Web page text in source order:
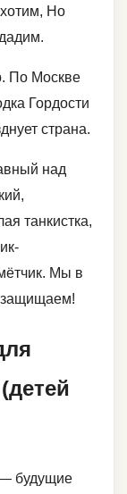
Но
По Москве
Гордости
страна.
над
танкистка,
Мы в
защищаем!
будущие